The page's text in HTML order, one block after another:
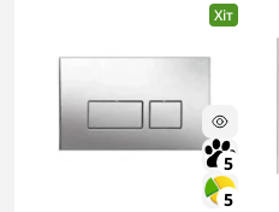
Хіт
5
5